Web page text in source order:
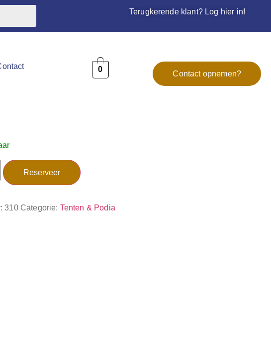
Terugkerende klant? Log hier in!
0
Contact opnemen?
Reserveer
310 Categorie: Tenten & Podia